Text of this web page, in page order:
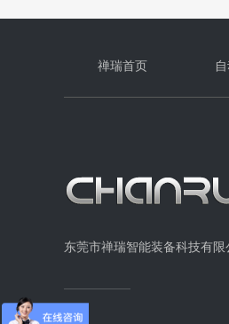
禅瑞首页
东莞市禅瑞智能装备科技有限